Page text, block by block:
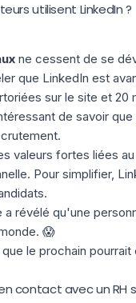
utilisent LinkedIn ?
ne cessent de se
que LinkedIn est
sur le site et20
de savoir que
valeurs fortes liées
Pour simplifier,
a révélé qu'une
😱
le prochain
contact avec un RH